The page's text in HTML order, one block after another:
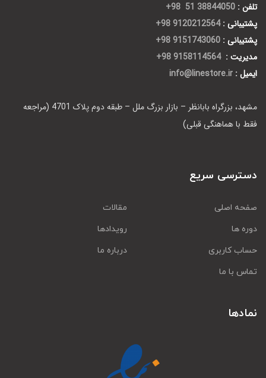
تلفن : 38844050 51 98+
پشتیبانی : 9120212564 98+
پشتیبانی : 9151743060 98+
مدیریت : 9158114564 98+
ایمیل : info@linestore.ir
مشهد، بزرگراه بابانظر – بازار بزرگ ملل – طبقه دوم پلاک 4701 (مراجعه
فقط با هماهنگی قبلی)
دسترسی سریع
صفحه اصلی
مقالات
دوره ها
رویدادها
حساب کاربری
درباره ما
تماس با ما
نمادها